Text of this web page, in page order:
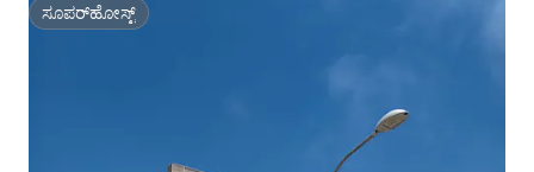
ಸೂಪರ್‌ಹೋಸ್ಟ್
ಸೂಪರ್‌ಹೋಸ್ಟ್